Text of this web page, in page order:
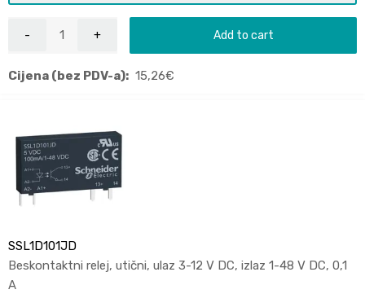
Add to cart
Cijena (bez PDV-a): 15,26€
SSL1D101JD
Beskontaktni relej, utični, ulaz 3-12 V DC, izlaz 1-48 V DC, 0,1
A